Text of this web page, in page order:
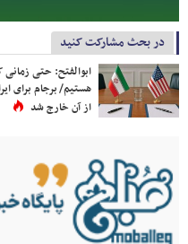
در بحث مشارکت کنید
ابوالفتح: حتی
هستیم/ برجام برای
از آن خارج شد